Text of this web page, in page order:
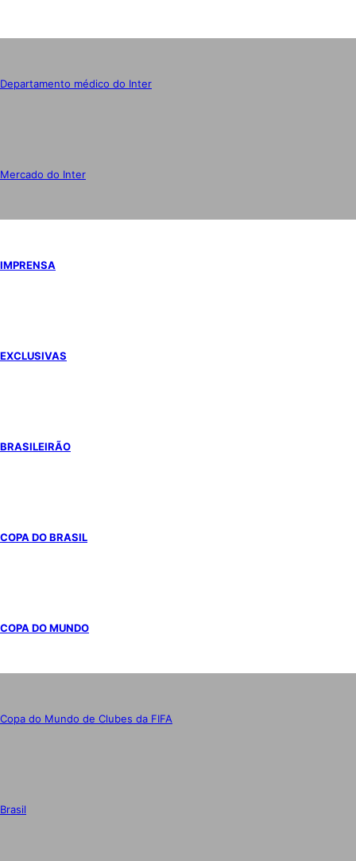
Departamento médico do Inter
Mercado do Inter
IMPRENSA
EXCLUSIVAS
BRASILEIRÃO
COPA DO BRASIL
COPA DO MUNDO
Copa do Mundo de Clubes da FIFA
Brasil